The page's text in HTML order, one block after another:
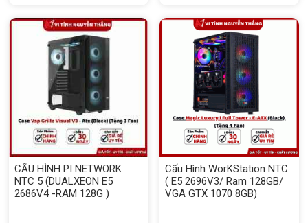
CẤU HÌNH PI NETWORK
NTC 5 (DUALXEON E5
2686V4 -RAM 128G )
Cấu Hình WorKStation NTC
( E5 2696V3/ Ram 128GB/
VGA GTX 1070 8GB)